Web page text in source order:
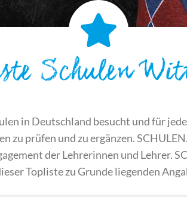
Schulen
in Deutschland besucht und für
zu prüfen und zu ergänzen.
der Lehrerinnen und Lehrer.
Topliste zu Grunde liegenden